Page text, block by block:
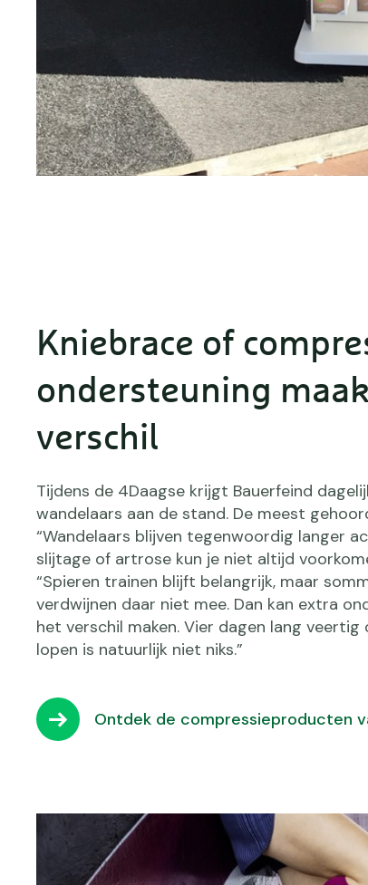
Kniebrace of
ondersteuning
verschil
Tijdens de 4Daagse krijgt Bauerfeind
wandelaars aan de stand. De meest
“Wandelaars blijven tegenwoordig langer
slijtage of artrose kun je niet altijd
“Spieren trainen blijft belangrijk, maar
verdwijnen daar niet mee. Dan kan extra
het verschil maken. Vier dagen lang
lopen is natuurlijk niet niks.”
Ontdek de compressieproducten